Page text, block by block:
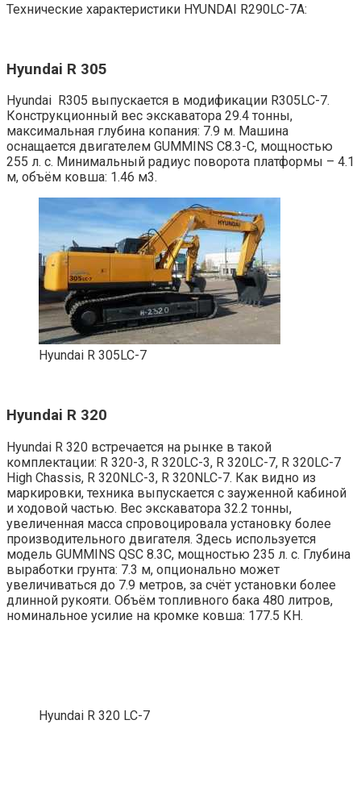
Технические характеристики HYUNDAI R290LC-7A:
Hyundai R 305
Hyundai R305 выпускается в модификации R305LC-7.
Конструкционный вес экскаватора 29.4 тонны,
максимальная глубина копания: 7.9 м. Машина
оснащается двигателем GUMMINS C8.3-C, мощностью
255 л. с. Минимальный радиус поворота платформы – 4.1
м, объём ковша: 1.46 м3.
Hyundai R 305LC-7
Hyundai R 320
Hyundai R 320 встречается на рынке в такой
комплектации: R 320-3, R 320LC-3, R 320LC-7, R 320LC-7
High Chassis, R 320NLC-3, R 320NLC-7. Как видно из
маркировки, техника выпускается с зауженной кабиной
и ходовой частью. Вес экскаватора 32.2 тонны,
увеличенная масса спровоцировала установку более
производительного двигателя. Здесь используется
модель GUMMINS QSC 8.3C, мощностью 235 л. с. Глубина
выработки грунта: 7.3 м, опционально может
увеличиваться до 7.9 метров, за счёт установки более
длинной рукояти. Объём топливного бака 480 литров,
номинальное усилие на кромке ковша: 177.5 КН.
Hyundai R 320 LC-7